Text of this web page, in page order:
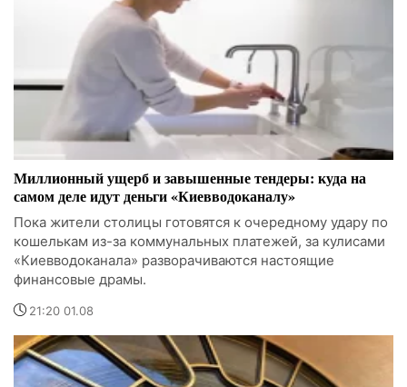
Миллионный ущерб и завышенные тендеры: куда на
самом деле идут деньги «Киевводоканалу»
Пока жители столицы готовятся к очередному удару по
кошелькам из-за коммунальных платежей, за кулисами
«Киевводоканала» разворачиваются настоящие
финансовые драмы.
21:20 01.08